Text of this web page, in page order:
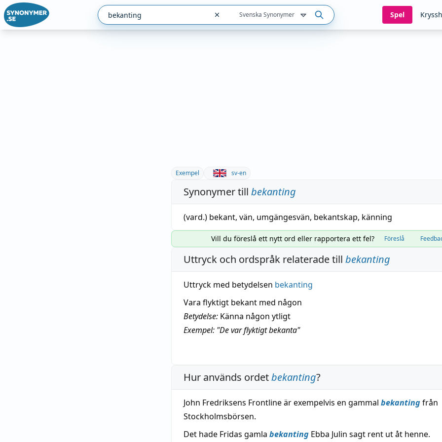
Svenska Synonymer Spel
Exempel sv-en
Synonymer till bekanting
(vard.) bekant, vän, umgängesvän, bekantskap, känning
Vill du föreslå ett nytt ord eller rapportera ett fel? Föreslå
Uttryck och ordspråk relaterade till bekanting
Uttryck med betydelsen bekanting
Vara flyktigt bekant med någon
Betydelse: Känna någon ytligt
Exempel: "De var flyktigt bekanta"
Hur används ordetbekanting?
John Fredriksens Frontline är exempelvis en gammal bekantingfrån
Stockholmsbörsen.
Det hade Fridas gamla bekanting Ebba Julin sagt rent ut åt henne.